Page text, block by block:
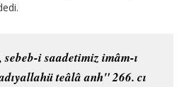
i saadetimiz imâm-ı
teâlâ anh" 266. cı